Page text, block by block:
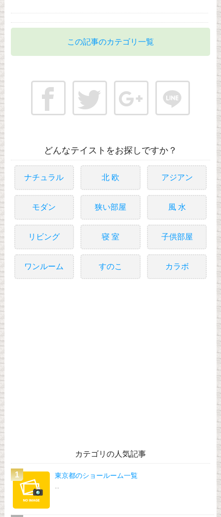
この記事のカテゴリ一覧
どんなテイストをお探しですか？
ナチュラル 北 欧 アジアン
モダン 狭い部屋 風 水
リビング 寝 室 子供部屋
ワンルーム すのこ カラボ
カテゴリの人気記事
東京都のショールーム一覧